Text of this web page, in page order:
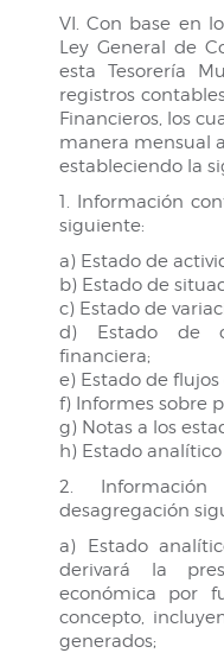
VI. Con base en
Ley General de
esta Tesorería
registros
Financieros, los
manera mensual
estableciendo la
1. Información
siguiente:
a) Estado de
b) Estado de
c) Estado de
d) Estado de
financiera;
e) Estado de flujos
f) Informes sobre
g) Notas a los
h) Estado
2.
desagregación
a) Estado
derivará la
económica por
concepto,
generados;